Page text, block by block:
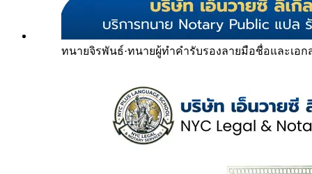
ทนายจิรพันธ์·ทนายผู้ทำคำรับรองลายมือชื่อและเอก